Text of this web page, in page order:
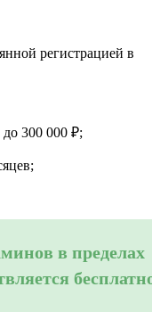
регистрацией в
300 000 ₽;
в пределах